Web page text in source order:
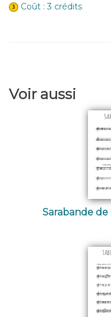
Coût : 3 crédits
Voir aussi
Sarabande